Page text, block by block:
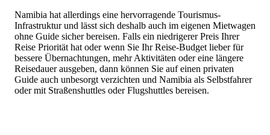
Namibia hat allerdings eine hervorragende Tourismus-
Infrastruktur und lässt sich deshalb auch im eigenen Mietwagen
ohne Guide sicher bereisen. Falls ein niedrigerer Preis Ihrer
Reise Priorität hat oder wenn Sie Ihr Reise-Budget lieber für
bessere Übernachtungen, mehr Aktivitäten oder eine längere
Reisedauer ausgeben, dann können Sie auf einen privaten
Guide auch unbesorgt verzichten und Namibia als Selbstfahrer
oder mit Straßenshuttles oder Flugshuttles bereisen.